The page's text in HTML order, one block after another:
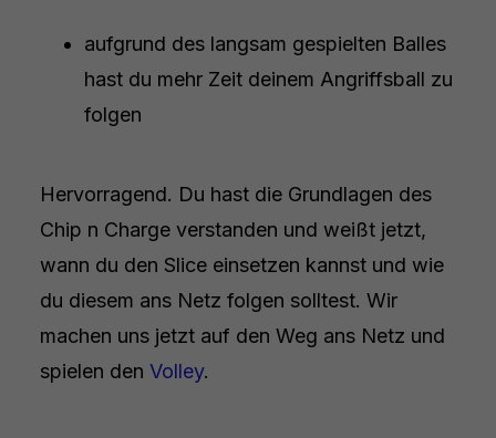
aufgrund des langsam gespielten Balles
hast du mehr Zeit deinem Angriffsball zu
folgen
Hervorragend. Du hast die Grundlagen des
Chip n Charge verstanden und weißt jetzt,
wann du den Slice einsetzen kannst und wie
du diesem ans Netz folgen solltest. Wir
machen uns jetzt auf den Weg ans Netz und
spielen den Volley.